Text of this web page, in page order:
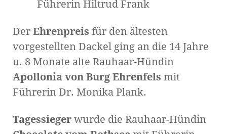
Führerin Hiltrud Frank
Der Ehrenpreis für den ältesten
vorgestellten Dackel ging an die 14 Jahre
u. 8 Monate alte Rauhaar-Hündin
Apollonia von Burg Ehrenfels mit
Führerin Dr. Monika Plank.
Tagessieger wurde die Rauhaar-Hündin